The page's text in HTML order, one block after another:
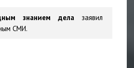
знанием дела заявил
СМИ.